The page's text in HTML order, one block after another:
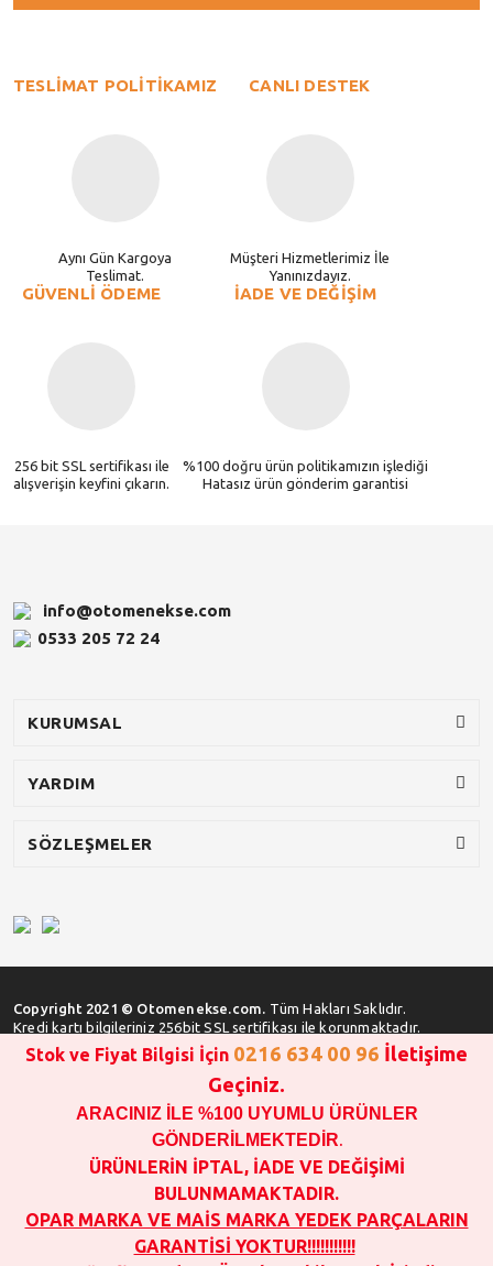
TESLİMAT POLİTİKAMIZ
Aynı Gün Kargoya
Teslimat.
CANLI DESTEK
Müşteri Hizmetlerimiz İle
Yanınızdayız.
GÜVENLİ ÖDEME
256 bit SSL sertifikası ile
alışverişin keyfini çıkarın.
İADE VE DEĞİŞİM
%100 doğru ürün politikamızın işlediği
Hatasız ürün gönderim garantisi
info@otomenekse.com
0533 205 72 24
KURUMSAL
YARDIM
SÖZLEŞMELER
Copyright 2021 © Otomenekse.com. Tüm Hakları Saklıdır.
Kredi kartı bilgileriniz 256bit SSL sertifikası ile korunmaktadır.
SATIN ALMA İŞLEMİ YAPMADAN ÖNCE
STOK VE FİYAT BİLGİSİ ALINIZ !!!
1000 TL VE ÜSTÜ SİPARİŞ VERİLEBİLİR!!!
OPAR MARKA VE MAİS MARKA YEDEK PARÇALARIN
GARANTİSİ YOKTUR!!!!!!!!!!!
SATIN ALINAN ÜRÜNLERİN İPTAL, İADE VE DEĞİŞİMİ YOKTUR.
FOTOĞRAFLAR SADECE ÖRNEK TEŞKİL ETMEK İÇİNDİR.
Stok ve Fiyat Bilgisi İçin 0216 634 00 96 İletişime
Geçiniz.
ARACINIZ İLE %100 UYUMLU ÜRÜNLER
GÖNDERİLMEKTEDİR.
ÜRÜNLERİN İPTAL, İADE VE DEĞİŞİMİ
BULUNMAMAKTADIR.
OPAR MARKA VE MAİS MARKA YEDEK PARÇALARIN
GARANTİSİ YOKTUR!!!!!!!!!!!